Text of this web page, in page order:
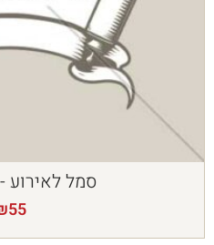
סמל לאירוע
55